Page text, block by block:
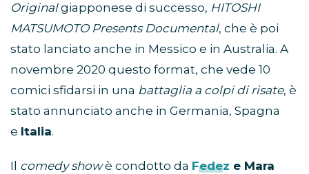
Originalgiapponese di successo, HITOSHI
MATSUMOTO Presents Documental, che è poi
stato lanciato anche in Messico e in Australia. A
novembre 2020 questo format, che vede 10
comici sfidarsi in una battaglia a colpi di risate, è
stato annunciato anche in Germania, Spagna
e Italia.
Il comedy showè condotto da Fedez e Mara